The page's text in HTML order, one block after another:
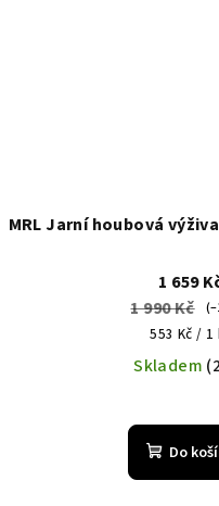
MRL Jarní houbová
1 659
1 990 Kč
Měrná
cena:
553 Kč / 1
Skladem
Do